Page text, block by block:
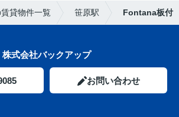
貸物件一覧 笹原駅 Fontana板付
株式会社バックアップ
お問い合わせ